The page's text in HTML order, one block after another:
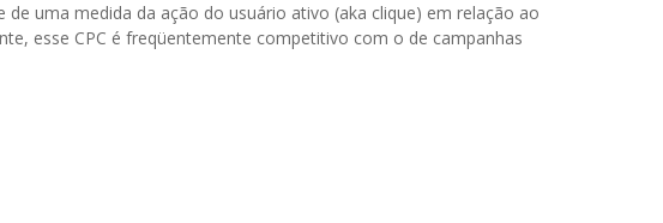
de uma medida da ação do usuário ativo (aka clique) em relação ao
esse CPC é freqüentemente competitivo com o de campanhas